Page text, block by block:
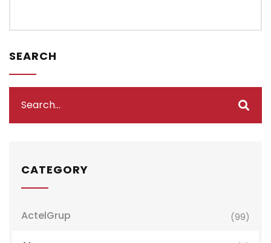
SEARCH
CATEGORY
ActelGrup (99)